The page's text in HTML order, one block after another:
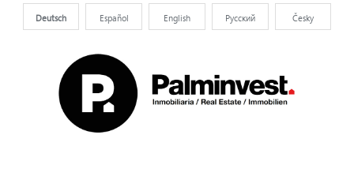
Deutsch Español English Pусский Česky